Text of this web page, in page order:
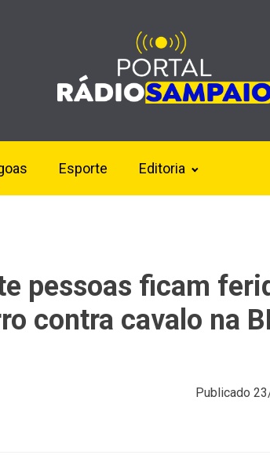
Esporte Editoria
pessoas ficam
contra cavalo na
Publicado